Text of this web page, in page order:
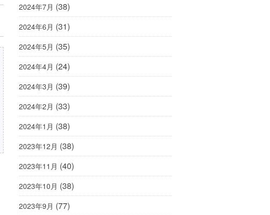
2024年7月 (38)
2024年6月 (31)
2024年5月 (35)
2024年4月 (24)
2024年3月 (39)
2024年2月 (33)
2024年1月 (38)
2023年12月 (38)
2023年11月 (40)
2023年10月 (38)
2023年9月 (77)